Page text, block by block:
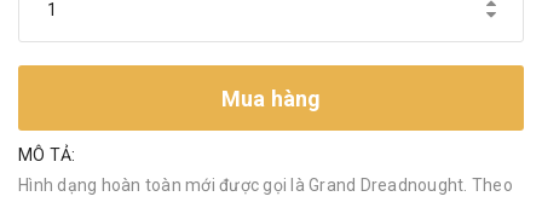
Mua hàng
MÔ TẢ:
Hình dạng hoàn toàn mới được gọi là Grand Dreadnought. Theo